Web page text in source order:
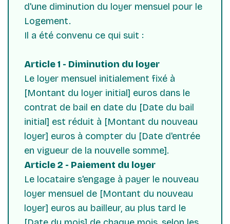
d'une diminution du loyer mensuel pour le
Logement.
Il a été convenu ce qui suit :
Article 1 - Diminution du loyer
Le loyer mensuel initialement fixé à
[Montant du loyer initial] euros dans le
contrat de bail en date du [Date du bail
initial] est réduit à [Montant du nouveau
loyer] euros à compter du [Date d'entrée
en vigueur de la nouvelle somme].
Article 2 - Paiement du loyer
Le locataire s'engage à payer le nouveau
loyer mensuel de [Montant du nouveau
loyer] euros au bailleur, au plus tard le